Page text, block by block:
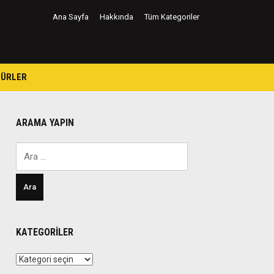
Ana Sayfa Hakkında Tüm Kategoriler
ARAMA YAPIN
KATEGORILER
Kategoriler